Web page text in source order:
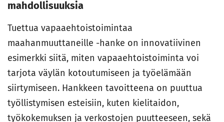
mahdollisuuksia
Tuettua vapaaehtoistoimintaa
maahanmuuttaneille -hanke on innovatiivinen
esimerkki siitä, miten vapaaehtoistoiminta voi
tarjota väylän kotoutumiseen ja työelämään
siirtymiseen. Hankkeen tavoitteena on puuttua
työllistymisen esteisiin, kuten kielitaidon,
työkokemuksen ja verkostojen puutteeseen, sekä